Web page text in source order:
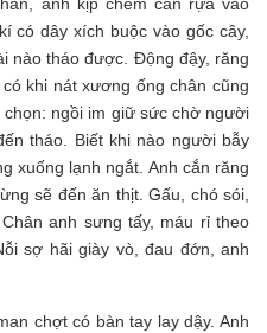
anh kịp chêm cán rựa vào
có dây xích buộc vào gốc cây,
nào tháo được. Động đậy, răng
khi nát xương ống chân cũng
ngồi im giữ sức chờ người
tháo. Biết khi nào người bẫy
xuống lạnh ngắt. Anh cắn răng
sẽ đến ăn thịt. Gấu, chó sói,
anh sưng tấy, máu rỉ theo
sợ hãi giày vò, đau đớn, anh
chợt có bàn tay lay dậy. Anh